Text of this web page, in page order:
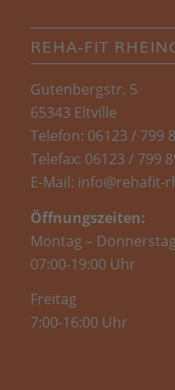
REHA-FIT
Gutenbergstr. 5
65343 Eltville
Telefon: 06123 / 799
Telefax: 06123 / 799
E-Mail: info@rehafit-
Öffnungszeiten:
Montag – Donnerstag
07:00-19:00 Uhr
Freitag
7:00-16:00 Uhr